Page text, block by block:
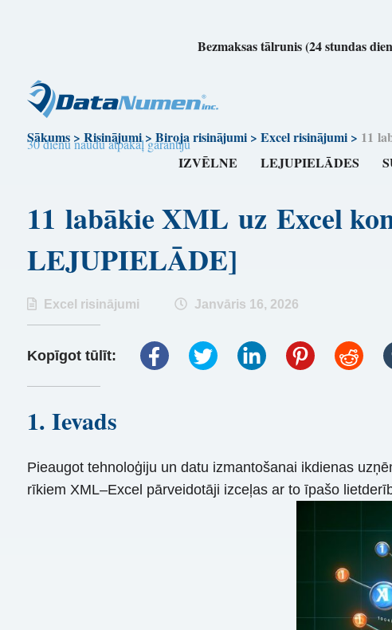
Bezmaksas tālrunis (24 stundas
30 dienu naudu atpakaļ garantiju
IZVĒLNE LEJUPIELĀDES
Sākums> Risinājumi> Biroja risinājumi> Excel risinājumi> 11
11 labākie XML uz Excel
LEJUPIELĀDE]
Excel risinājumi Janvāris 16, 2026
Kopīgot tūlīt:
1. Ievads
Pieaugot tehnoloģiju un datu izmantošanai ikdienas
rīkiem XML–Excel pārveidotāji izceļas ar to īpašo